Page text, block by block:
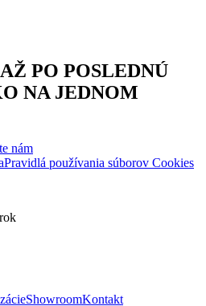
PO POSLEDNÚ
NA JEDNOM
nám
Pravidlá používania súborov Cookies
ShowroomKontakt